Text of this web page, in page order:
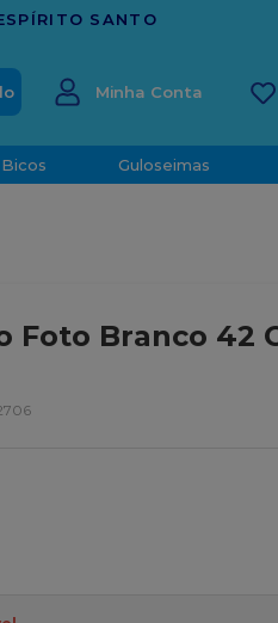
TRADIÇÃO E
Minha Conta
Guloseimas
Foto Branco 42